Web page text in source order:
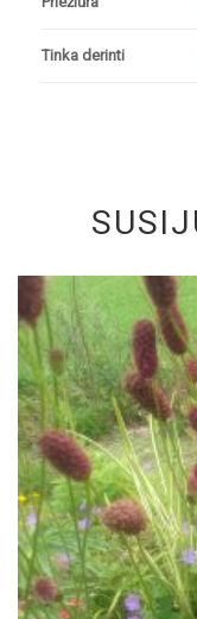
Tinka derinti